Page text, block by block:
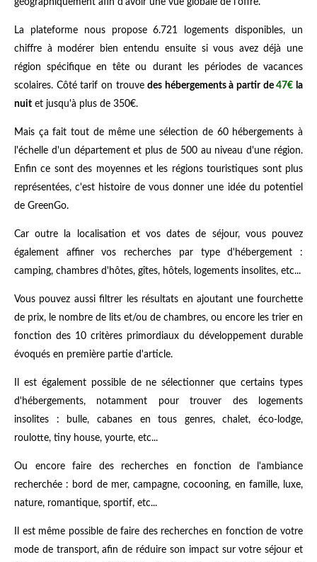
géographiquement afin d'avoir une vue globale de l'offre.
La plateforme nous propose 6.721 logements disponibles, un
chiffre à modérer bien entendu ensuite si vous avez déjà une
région spécifique en tête ou durant les périodes de vacances
scolaires. Côté tarif on trouvedes hébergements à partir de47€ la
nuit et jusqu'à plus de 350€.
Mais ça fait tout de même une sélection de 60 hébergements à
l'échelle d'un département et plus de 500 au niveau d'une région.
Enfin ce sont des moyennes et les régions touristiques sont plus
représentées, c'est histoire de vous donner une idée du potentiel
de GreenGo.
Car outre la localisation et vos dates de séjour, vous pouvez
également affiner vos recherches par type d'hébergement :
camping, chambres d'hôtes, gîtes, hôtels, logements insolites, etc...
Vous pouvez aussi filtrer les résultats en ajoutant une fourchette
de prix, le nombre de lits et/ou de chambres, ou encore les trier en
fonction des 10 critères primordiaux du développement durable
évoqués en première partie d'article.
Il est également possible de ne sélectionner que certains types
d'hébergements, notamment pour trouver des logements
insolites : bulle, cabanes en tous genres, chalet, éco-lodge,
roulotte, tiny house, yourte, etc...
Ou encore faire des recherches en fonction de l'ambiance
recherchée : bord de mer, campagne, cocooning, en famille, luxe,
nature, romantique, sportif, etc...
Il est même possible de faire des recherches en fonction de votre
mode de transport, afin de réduire son impact sur votre séjour et